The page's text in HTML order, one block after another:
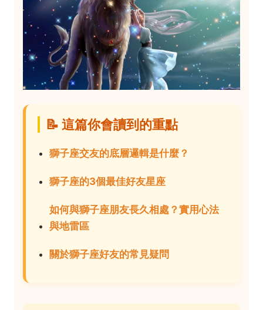
📝 這篇你會讀到的重點
獅子座交友的底層邏輯是什麼？
獅子座的3個最佳好友星座
如何與獅子座朋友長久相處？實用心法
與地雷區
關於獅子座好友的常見疑問